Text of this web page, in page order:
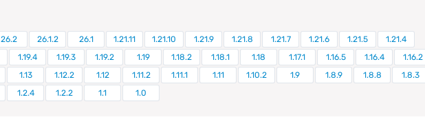
26.2 26.1.2 26.1 1.21.11 1.21.10 1.21.9 1.21.8 1.21.7 1.21.6 1.21.5
1.21.4
1.19.4 1.19.3 1.19.2 1.19 1.18.2 1.18.1 1.18 1.17.1 1.16.5 1.16.4
1.16.2
1.13 1.12.2 1.12 1.11.2 1.11.1 1.11 1.10.2 1.9 1.8.9 1.8.8
1.8.3
1.2.4 1.2.2 1.1 1.0